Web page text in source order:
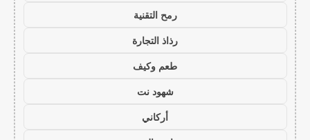
رمح التقنية
رذاذ التجارة
طعم وكيف
شهود نت
أركاني